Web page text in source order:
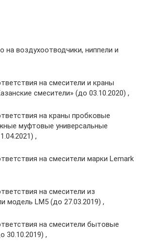
на воздухоотводчики, ниппели и
на смесители и краны
смесители» (до 03.10.2020) ,
на краны пробковые
муфтовые универсальные
,
на смесители марки Lemark
на смесители из
модель LM5 (до 27.03.2019) ,
на смесители бытовые
30.10.2019) ,